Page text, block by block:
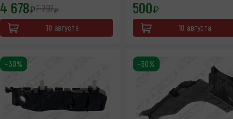
4 678₽7 797₽
10 августа
500₽
10 августа
-30% -30%